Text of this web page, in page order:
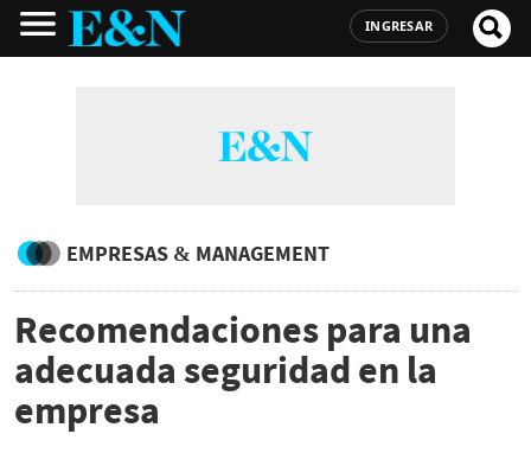
INGRESAR
EMPRESAS & MANAGEMENT
Recomendaciones para una
adecuada seguridad en la
empresa